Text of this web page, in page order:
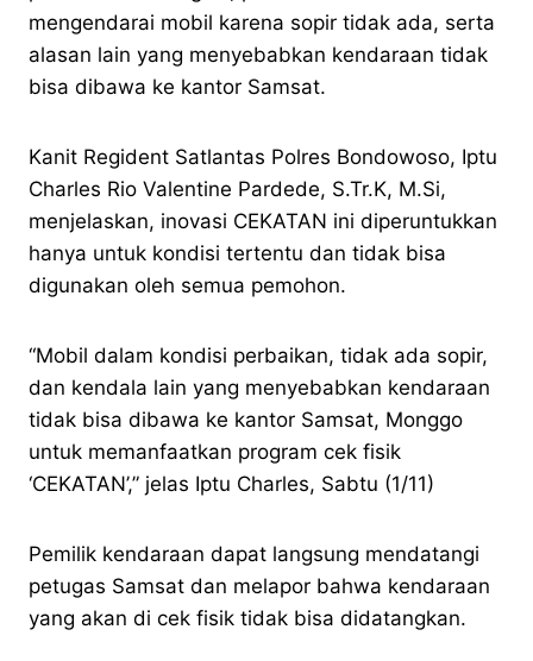
mengendarai mobil karena sopir tidak ada, serta
alasan lain yang menyebabkan kendaraan tidak
bisa dibawa ke kantor Samsat.
Kanit Regident Satlantas Polres Bondowoso, Iptu
Charles Rio Valentine Pardede, S.Tr.K, M.Si,
menjelaskan, inovasi CEKATAN ini diperuntukkan
hanya untuk kondisi tertentu dan tidak bisa
digunakan oleh semua pemohon.
“Mobil dalam kondisi perbaikan, tidak ada sopir,
dan kendala lain yang menyebabkan kendaraan
tidak bisa dibawa ke kantor Samsat, Monggo
untuk memanfaatkan program cek fisik
‘CEKATAN’,” jelas Iptu Charles, Sabtu (1/11)
Pemilik kendaraan dapat langsung mendatangi
petugas Samsat dan melapor bahwa kendaraan
yang akan di cek fisik tidak bisa didatangkan.